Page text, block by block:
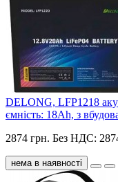
DELONG, LFP1218
ємність: 18Ah, з
2874 грн. Без НДС:
нема в наявності